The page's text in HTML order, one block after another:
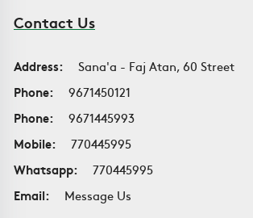
Contact Us
Address:
Sana'a - Faj Atan, 60 Street
Phone:
9671450121
Phone:
9671445993
Mobile:
770445995
Whatsapp:
770445995
Email:
Message Us